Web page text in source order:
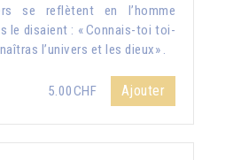
se reflètent en l’homme
le disaient : « Connais-toi toi-
l’univers et les dieux» .
5.00CHF Ajouter